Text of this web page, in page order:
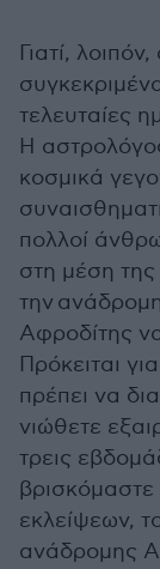
Γιατί,
τελευταίες
Η
κοσμικά
πολλοί
στη μέση
την
Αφροδίτης
Πρόκειται
πρέπει να
νιώθετε
τρεις
εκλείψεων,
ανάδρομης